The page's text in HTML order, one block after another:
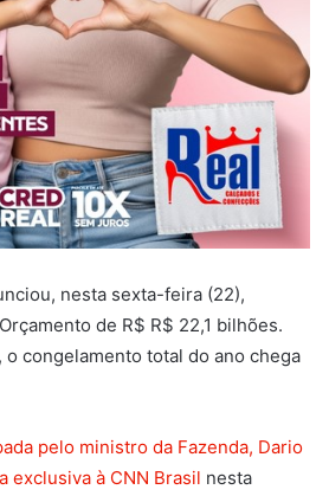
nesta sexta-feira (22),
de R$ R$ 22,1 bilhões.
o congelamento total do ano chega
pelo ministro da Fazenda, Dario
exclusiva à CNN Brasil nesta